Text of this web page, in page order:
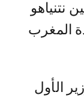
نتنياهو
المغرب
الأول